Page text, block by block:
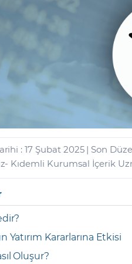
PLATFORMLARI
Finans Sözlüğü
Yurt
Para Güvenliği
: 17 Şubat 2025 | Son
- Kıdemli Kurumsal İçerik
Yatırım Kararlarına Etkisi
Oluşur?